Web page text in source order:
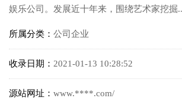
娱乐公司。发展近十年来，围绕艺术家挖掘
所属分类： 公司企业
收录日期： 2021-01-13 10:28:52
源站网址： www.****.com/